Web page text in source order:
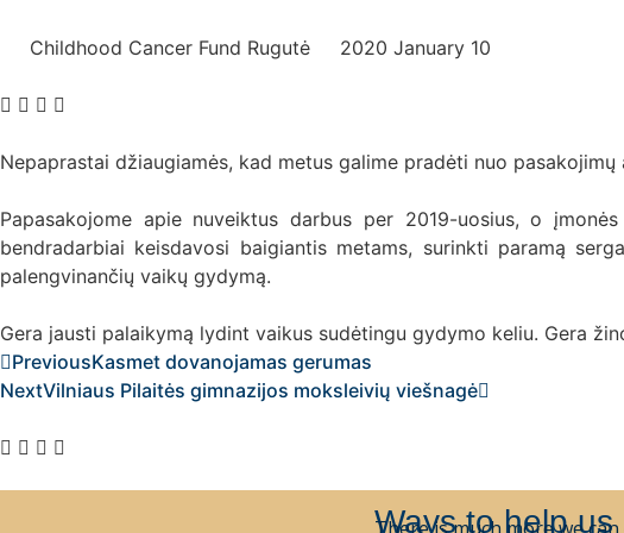
Childhood Cancer Fund Rugutė 2020 January 10
Nepaprastai džiaugiamės, kad metus galime pradėti nuo
Papasakojome apie nuveiktus darbus per 2019-uosius, o
bendradarbiai keisdavosi baigiantis metams, surinkti paramą
palengvinančių vaikų gydymą.
Gera jausti palaikymą lydint vaikus sudėtingu gydymo keliu. Gera
PreviousKasmet dovanojamas gerumas
NextVilniaus Pilaitės gimnazijos moksleivių viešnagė
Ways to help us